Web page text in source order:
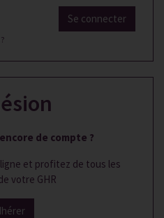
Se connecter
de compte ?
et profitez de tous les
votre GHR